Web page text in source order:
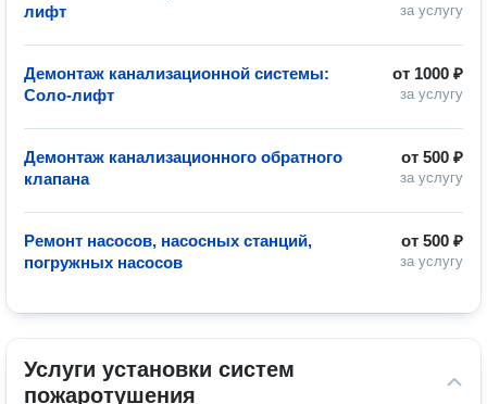
за услугу
лифт
от 1000 ₽
за услугу
Демонтаж канализационной системы:
Соло-лифт
от 500 ₽
за услугу
Демонтаж канализационного обратного
клапана
от 500 ₽
за услугу
Ремонт насосов, насосных станций,
погружных насосов
Услуги установки систем
пожаротушения